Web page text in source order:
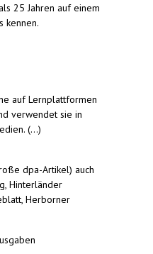
25 Jahren auf einem
kennen.
auf Lernplattformen
verwendet sie in
(...)
dpa-Artikel) auch
Hinterländer
Herborner